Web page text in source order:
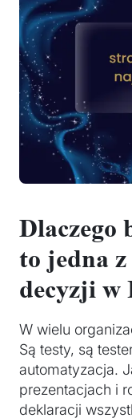
Dlaczego
to jedna
decyzji w
W wielu
Są testy, są
automatyzacja.
prezentacjach i
deklaracji